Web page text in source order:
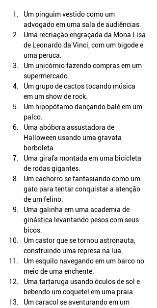
Um pinguim vestido como um
advogado em uma sala de audiências.
Uma recriação engraçada da Mona Lisa
de Leonardo da Vinci, com um bigode e
uma peruca.
Um unicórnio fazendo compras em um
supermercado.
Um grupo de cactos tocando música
em um show de rock.
Um hipopótamo dançando balé em um
palco.
Uma abóbora assustadora de
Halloween usando uma gravata
borboleta.
Uma girafa montada em uma bicicleta
de rodas gigantes.
Um cachorro se fantasiando como um
gato para tentar conquistar a atenção
de um felino.
Uma galinha em uma academia de
ginástica levantando pesos com seus
bicos.
Um castor que se tornou astronauta,
construindo uma represa na lua.
Um esquilo navegando em um barco no
meio de uma enchente.
Uma tartaruga usando óculos de sol e
bebendo um coquetel em uma praia.
Um caracol se aventurando em um